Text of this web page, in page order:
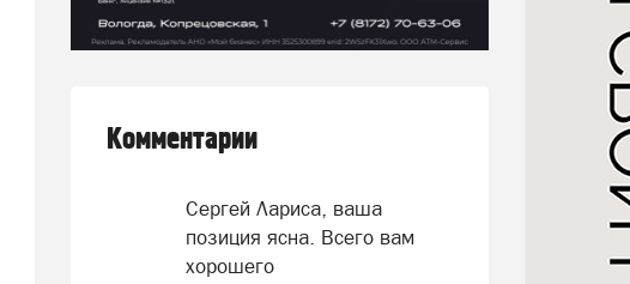
Комментарии
Сергей Лариса, ваша
позиция ясна. Всего вам
хорошего